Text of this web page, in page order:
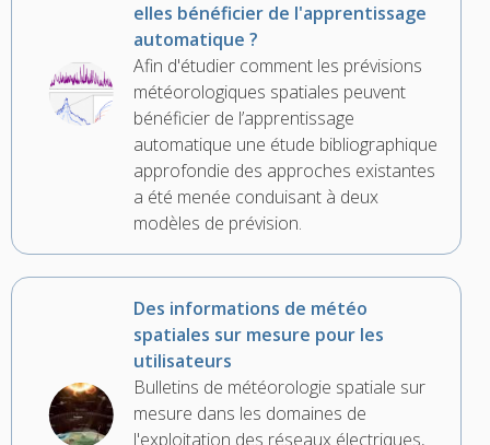
elles bénéficier de l'apprentissage
automatique ?
Afin d'étudier comment les prévisions
météorologiques spatiales peuvent
bénéficier de l’apprentissage
automatique une étude bibliographique
approfondie des approches existantes
a été menée conduisant à deux
modèles de prévision.
Des informations de météo
spatiales sur mesure pour les
utilisateurs
Bulletins de météorologie spatiale sur
mesure dans les domaines de
l'exploitation des réseaux électriques,